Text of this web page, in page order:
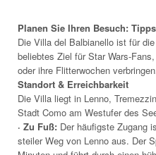
Planen Sie Ihren Besuch:
Die Villa del Balbianello ist für
beliebtes Ziel für Star Wars-
oder ihre Flitterwochen
Standort & Erreichbarkeit
Die Villa liegt in Lenno,
Stadt Como am Westufer des
· Zu Fuß: Der häufigste Zugang
steiler Weg von Lenno aus. Der